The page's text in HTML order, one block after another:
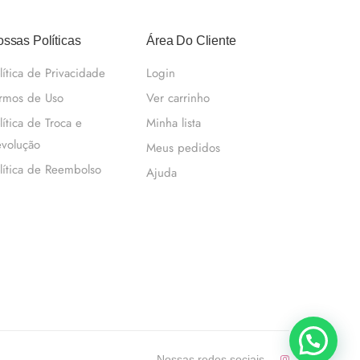
Políticas
de Privacidade
de Uso
de Troca e
de Reembolso
Área Do Cliente
Login
Ver carrinho
Minha lista
Meus pedidos
Ajuda